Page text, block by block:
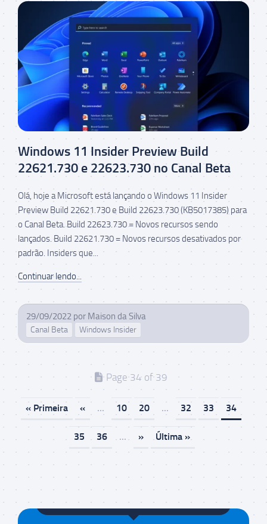
Windows 11 Insider Preview Build
22621.730 e 22623.730 no Canal Beta
Olá, hoje a Microsoft está lançando o Windows 11 Insider
Preview Build 22621.730 e Build 22623.730 (KB5017385) para
o Canal Beta. Build 22623.730 = Novos recursos sendo
lançados. Build 22621.730 = Novos recursos desativados por
padrão. Insiders que...
Continuar lendo...
29/09/2022 por Maison da Silva
Canal Beta Windows Insider
Page 34 of 39
« Primeira « ... 10 20 ... 32 33 34
35 36 ... » Última »
Maison da Silva